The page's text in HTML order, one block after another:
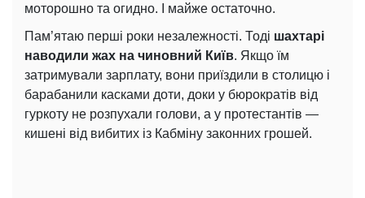
моторошно та огидно. І майже остаточно.
Пам’ятаю перші роки незалежності. Тоді шахтарі
наводили жах на чиновний Київ. Якщо їм
затримували зарплату, вони приїздили в столицю і
барабанили касками доти, доки у бюрократів від
гуркоту не розпухали голови, а у протестантів —
кишені від вибитих із Кабміну законних грошей.